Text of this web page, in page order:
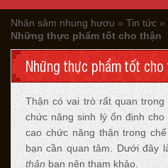
Nhân sâm nhung hươu » Tin tức »
Những thực phẩm tốt cho thận
Những thực phẩm tốt cho
Thận có vai trò rất quan
chức năng sinh lý ổn định
cao chức năng thận trong
bạn cần quan tâm. Dưới đây
thận bạn nên tham khảo.